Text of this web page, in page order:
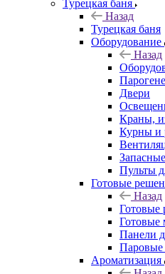
Турецкая баня
Назад
Турецкая баня
Оборудование
Назад
Двери
Краны,
Курны и
Пульты
Готовые
Назад
Готовые
Готовые
Панели
Ароматизация